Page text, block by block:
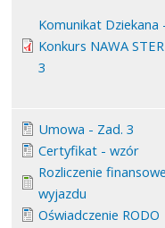
Komunikat Dziekana
Konkurs NAWA
3
Umowa - Zad. 3
Certyfikat - wzór
Rozliczenie finansowe
wyjazdu
Oświadczenie RODO